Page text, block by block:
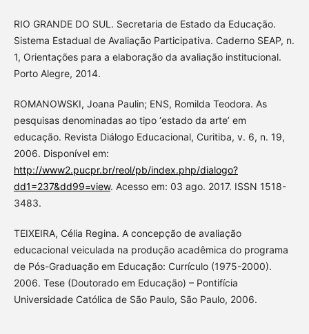
RIO GRANDE DO SUL. Secretaria de Estado da Educação.
Sistema Estadual de Avaliação Participativa. Caderno SEAP, n.
1, Orientações para a elaboração da avaliação institucional.
Porto Alegre, 2014.
ROMANOWSKI, Joana Paulin; ENS, Romilda Teodora. As
pesquisas denominadas ao tipo ‘estado da arte’ em
educação. Revista Diálogo Educacional, Curitiba, v. 6, n. 19,
2006. Disponível em:
http://www2.pucpr.br/reol/pb/index.php/dialogo?
dd1=237&dd99=view. Acesso em: 03 ago. 2017. ISSN 1518-
3483.
TEIXEIRA, Célia Regina. A concepção de avaliação
educacional veiculada na produção acadêmica do programa
de Pós-Graduação em Educação: Currículo (1975-2000).
2006. Tese (Doutorado em Educação) – Pontifícia
Universidade Católica de São Paulo, São Paulo, 2006.